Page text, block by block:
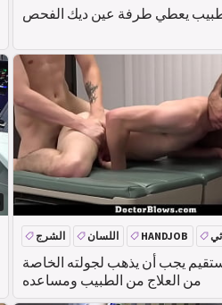
يعطي طرفة عين ديك الفحص
يجب أن يذهب لجولته الخاصة
من العلاج من الطبيب ومساعده
الشرج اللسان HANDJOB